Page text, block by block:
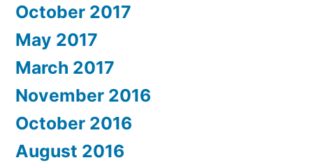
October 2017
May 2017
March 2017
November 2016
October 2016
August 2016